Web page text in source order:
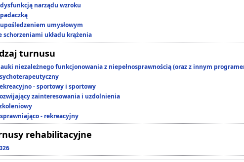
narządu wzroku
umysłowym
schorzeniami układu krążenia
turnusu
niezależnego funkcjonowania z niepełnosprawnością (oraz z innym
- sportowy i sportowy
zainteresowania i uzdolnienia
- rekreacyjny
rehabilitacyjne